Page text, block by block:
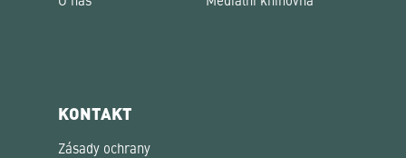
KONTAKT
Zásady ochrany